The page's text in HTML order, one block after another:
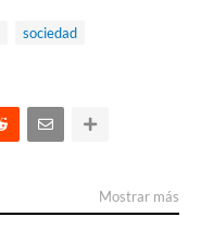
sociedad
Mostrar más